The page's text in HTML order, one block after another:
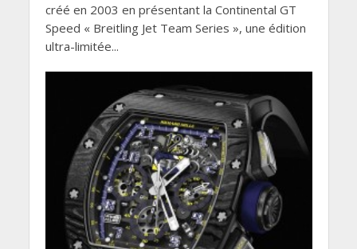
créé en 2003 en présentant la Continental GT
Speed « Breitling Jet Team Series », une édition
ultra-limitée...